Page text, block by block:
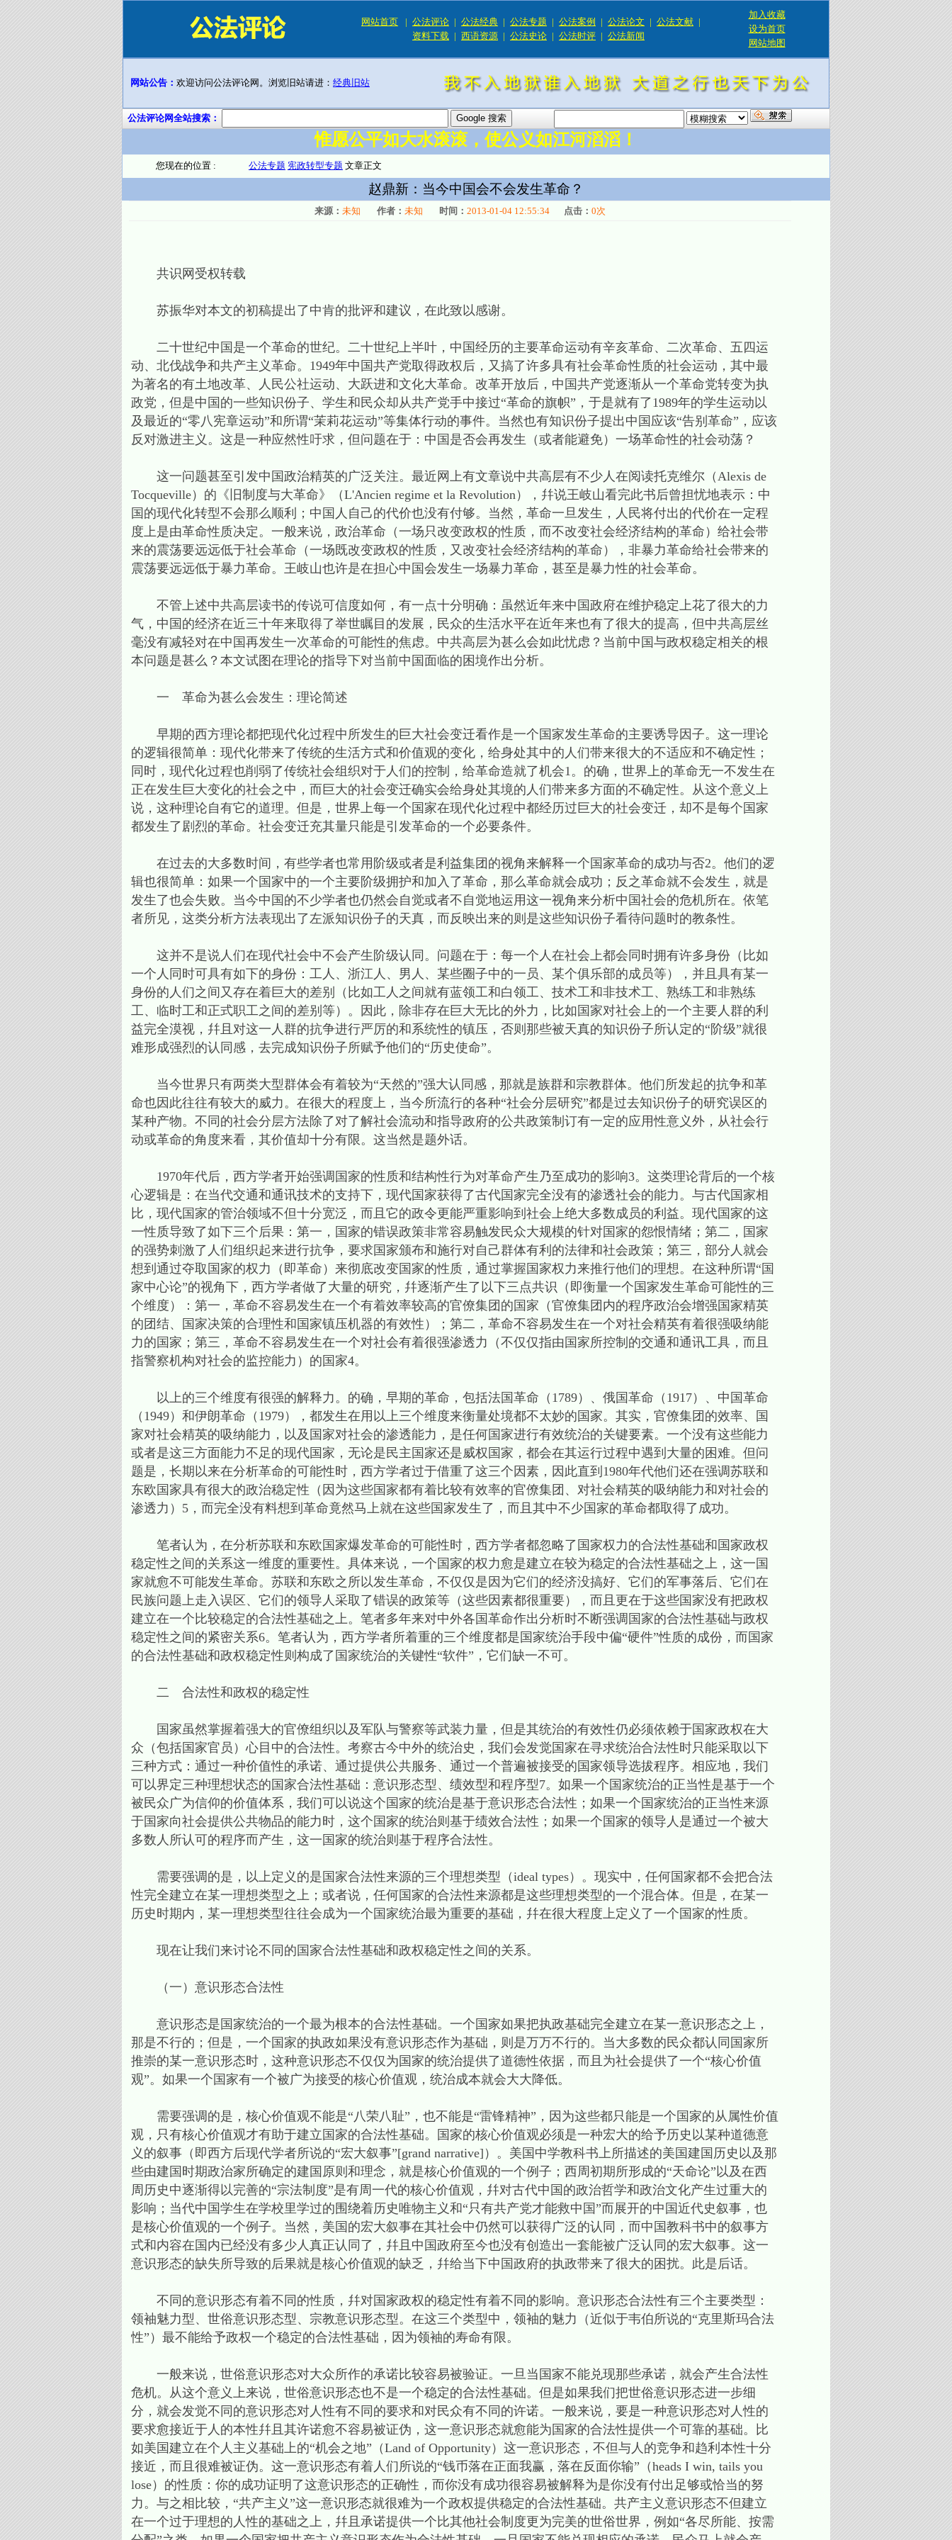
网站首页 | 公法评论 | 公法经典 | 公法专题 | 公法案例 | 公法论文 | 公法文献 |
资料下载 | 西语资源 | 公法史论 | 公法时评 | 公法新闻
加入收藏
设为首页
网站地图
网站公告： 欢迎访问公法评论网。浏览旧站请进： 经典旧站
公法评论网全站搜索：
惟愿公平如大水滚滚，使公义如江河滔滔！
您现在的位置 : 公法专题 宪政转型专题 文章正文
赵鼎新：当今中国会不会发生革命？
来源： 未知 作者： 未知 时间： 2013-01-04 12:55:34 点击： 0次
共识网受权转载
苏振华对本文的初稿提出了中肯的批评和建议，在此致以感谢。
二十世纪中国是一个革命的世纪。二十世纪上半叶，中国经历的主要革命运动有辛亥革命、二次革命、五四运
动、北伐战争和共产主义革命。1949年中国共产党取得政权后，又搞了许多具有社会革命性质的社会运动，其中最
为著名的有土地改革、人民公社运动、大跃进和文化大革命。改革开放后，中国共产党逐渐从一个革命党转变为执
政党，但是中国的一些知识份子、学生和民众却从共产党手中接过“革命的旗帜”，于是就有了1989年的学生运动以
及最近的“零八宪章运动”和所谓“茉莉花运动”等集体行动的事件。当然也有知识份子提出中国应该“告别革命”，应该
反对激进主义。这是一种应然性吁求，但问题在于：中国是否会再发生（或者能避免）一场革命性的社会动荡？
这一问题甚至引发中国政治精英的广泛关注。最近网上有文章说中共高层有不少人在阅读托克维尔（Alexis de
Tocqueville）的《旧制度与大革命》（L'Ancien regime et la Revolution），幷说王岐山看完此书后曾担忧地表示：中
国的现代化转型不会那么顺利；中国人自己的代价也没有付够。当然，革命一旦发生，人民将付出的代价在一定程
度上是由革命性质决定。一般来说，政治革命（一场只改变政权的性质，而不改变社会经济结构的革命）给社会带
来的震荡要远远低于社会革命（一场既改变政权的性质，又改变社会经济结构的革命），非暴力革命给社会带来的
震荡要远远低于暴力革命。王岐山也许是在担心中国会发生一场暴力革命，甚至是暴力性的社会革命。
不管上述中共高层读书的传说可信度如何，有一点十分明确：虽然近年来中国政府在维护稳定上花了很大的力
气，中国的经济在近三十年来取得了举世瞩目的发展，民众的生活水平在近年来也有了很大的提高，但中共高层丝
毫没有减轻对在中国再发生一次革命的可能性的焦虑。中共高层为甚么会如此忧虑？当前中国与政权稳定相关的根
本问题是甚么？本文试图在理论的指导下对当前中国面临的困境作出分析。
一 革命为甚么会发生：理论简述
早期的西方理论都把现代化过程中所发生的巨大社会变迁看作是一个国家发生革命的主要诱导因子。这一理论
的逻辑很简单：现代化带来了传统的生活方式和价值观的变化，给身处其中的人们带来很大的不适应和不确定性；
同时，现代化过程也削弱了传统社会组织对于人们的控制，给革命造就了机会1。的确，世界上的革命无一不发生在
正在发生巨大变化的社会之中，而巨大的社会变迁确实会给身处其境的人们带来多方面的不确定性。从这个意义上
说，这种理论自有它的道理。但是，世界上每一个国家在现代化过程中都经历过巨大的社会变迁，却不是每个国家
都发生了剧烈的革命。社会变迁充其量只能是引发革命的一个必要条件。
在过去的大多数时间，有些学者也常用阶级或者是利益集团的视角来解释一个国家革命的成功与否2。他们的逻
辑也很简单：如果一个国家中的一个主要阶级拥护和加入了革命，那么革命就会成功；反之革命就不会发生，就是
发生了也会失败。当今中国的不少学者也仍然会自觉或者不自觉地运用这一视角来分析中国社会的危机所在。依笔
者所见，这类分析方法表现出了左派知识份子的天真，而反映出来的则是这些知识份子看待问题时的教条性。
这并不是说人们在现代社会中不会产生阶级认同。问题在于：每一个人在社会上都会同时拥有许多身份（比如
一个人同时可具有如下的身份：工人、浙江人、男人、某些圈子中的一员、某个俱乐部的成员等），并且具有某一
身份的人们之间又存在着巨大的差别（比如工人之间就有蓝领工和白领工、技术工和非技术工、熟练工和非熟练
工、临时工和正式职工之间的差别等）。因此，除非存在巨大无比的外力，比如国家对社会上的一个主要人群的利
益完全漠视，幷且对这一人群的抗争进行严厉的和系统性的镇压，否则那些被天真的知识份子所认定的“阶级”就很
难形成强烈的认同感，去完成知识份子所赋予他们的“历史使命”。
当今世界只有两类大型群体会有着较为“天然的”强大认同感，那就是族群和宗教群体。他们所发起的抗争和革
命也因此往往有较大的威力。在很大的程度上，当今所流行的各种“社会分层研究”都是过去知识份子的研究误区的
某种产物。不同的社会分层方法除了对了解社会流动和指导政府的公共政策制订有一定的应用性意义外，从社会行
动或革命的角度来看，其价值却十分有限。这当然是题外话。
1970年代后，西方学者开始强调国家的性质和结构性行为对革命产生乃至成功的影响3。这类理论背后的一个核
心逻辑是：在当代交通和通讯技术的支持下，现代国家获得了古代国家完全没有的渗透社会的能力。与古代国家相
比，现代国家的管治领域不但十分宽泛，而且它的政令更能严重影响到社会上绝大多数成员的利益。现代国家的这
一性质导致了如下三个后果：第一，国家的错误政策非常容易触发民众大规模的针对国家的怨恨情绪；第二，国家
的强势刺激了人们组织起来进行抗争，要求国家颁布和施行对自己群体有利的法律和社会政策；第三，部分人就会
想到通过夺取国家的权力（即革命）来彻底改变国家的性质，通过掌握国家权力来推行他们的理想。在这种所谓“国
家中心论”的视角下，西方学者做了大量的研究，幷逐渐产生了以下三点共识（即衡量一个国家发生革命可能性的三
个维度）：第一，革命不容易发生在一个有着效率较高的官僚集团的国家（官僚集团内的程序政治会增强国家精英
的团结、国家决策的合理性和国家镇压机器的有效性）；第二，革命不容易发生在一个对社会精英有着很强吸纳能
力的国家；第三，革命不容易发生在一个对社会有着很强渗透力（不仅仅指由国家所控制的交通和通讯工具，而且
指警察机构对社会的监控能力）的国家4。
以上的三个维度有很强的解释力。的确，早期的革命，包括法国革命（1789）、俄国革命（1917）、中国革命
（1949）和伊朗革命（1979），都发生在用以上三个维度来衡量处境都不太妙的国家。其实，官僚集团的效率、国
家对社会精英的吸纳能力，以及国家对社会的渗透能力，是任何国家进行有效统治的关键要素。一个没有这些能力
或者是这三方面能力不足的现代国家，无论是民主国家还是威权国家，都会在其运行过程中遇到大量的困难。但问
题是，长期以来在分析革命的可能性时，西方学者过于借重了这三个因素，因此直到1980年代他们还在强调苏联和
东欧国家具有很大的政治稳定性（因为这些国家都有着比较有效率的官僚集团、对社会精英的吸纳能力和对社会的
渗透力）5，而完全没有料想到革命竟然马上就在这些国家发生了，而且其中不少国家的革命都取得了成功。
笔者认为，在分析苏联和东欧国家爆发革命的可能性时，西方学者都忽略了国家权力的合法性基础和国家政权
稳定性之间的关系这一维度的重要性。具体来说，一个国家的权力愈是建立在较为稳定的合法性基础之上，这一国
家就愈不可能发生革命。苏联和东欧之所以发生革命，不仅仅是因为它们的经济没搞好、它们的军事落后、它们在
民族问题上走入误区、它们的领导人采取了错误的政策等（这些因素都很重要），而且更在于这些国家没有把政权
建立在一个比较稳定的合法性基础之上。笔者多年来对中外各国革命作出分析时不断强调国家的合法性基础与政权
稳定性之间的紧密关系6。笔者认为，西方学者所着重的三个维度都是国家统治手段中偏“硬件”性质的成份，而国家
的合法性基础和政权稳定性则构成了国家统治的关键性“软件”，它们缺一不可。
二 合法性和政权的稳定性
国家虽然掌握着强大的官僚组织以及军队与警察等武装力量，但是其统治的有效性仍必须依赖于国家政权在大
众（包括国家官员）心目中的合法性。考察古今中外的统治史，我们会发觉国家在寻求统治合法性时只能采取以下
三种方式：通过一种价值性的承诺、通过提供公共服务、通过一个普遍被接受的国家领导选拔程序。相应地，我们
可以界定三种理想状态的国家合法性基础：意识形态型、绩效型和程序型7。如果一个国家统治的正当性是基于一个
被民众广为信仰的价值体系，我们可以说这个国家的统治是基于意识形态合法性；如果一个国家统治的正当性来源
于国家向社会提供公共物品的能力时，这个国家的统治则基于绩效合法性；如果一个国家的领导人是通过一个被大
多数人所认可的程序而产生，这一国家的统治则基于程序合法性。
需要强调的是，以上定义的是国家合法性来源的三个理想类型（ideal types）。现实中，任何国家都不会把合法
性完全建立在某一理想类型之上；或者说，任何国家的合法性来源都是这些理想类型的一个混合体。但是，在某一
历史时期内，某一理想类型往往会成为一个国家统治最为重要的基础，幷在很大程度上定义了一个国家的性质。
现在让我们来讨论不同的国家合法性基础和政权稳定性之间的关系。
（一）意识形态合法性
意识形态是国家统治的一个最为根本的合法性基础。一个国家如果把执政基础完全建立在某一意识形态之上，
那是不行的；但是，一个国家的执政如果没有意识形态作为基础，则是万万不行的。当大多数的民众都认同国家所
推崇的某一意识形态时，这种意识形态不仅仅为国家的统治提供了道德性依据，而且为社会提供了一个“核心价值
观”。如果一个国家有一个被广为接受的核心价值观，统治成本就会大大降低。
需要强调的是，核心价值观不能是“八荣八耻”，也不能是“雷锋精神”，因为这些都只能是一个国家的从属性价值
观，只有核心价值观才有助于建立国家的合法性基础。国家的核心价值观必须是一种宏大的给予历史以某种道德意
义的叙事（即西方后现代学者所说的“宏大叙事”[grand narrative]）。美国中学教科书上所描述的美国建国历史以及那
些由建国时期政治家所确定的建国原则和理念，就是核心价值观的一个例子；西周初期所形成的“天命论”以及在西
周历史中逐渐得以完善的“宗法制度”是有周一代的核心价值观，幷对古代中国的政治哲学和政治文化产生过重大的
影响；当代中国学生在学校里学过的围绕着历史唯物主义和“只有共产党才能救中国”而展开的中国近代史叙事，也
是核心价值观的一个例子。当然，美国的宏大叙事在其社会中仍然可以获得广泛的认同，而中国教科书中的叙事方
式和内容在国内已经没有多少人真正认同了，幷且中国政府至今也没有创造出一套能被广泛认同的宏大叙事。这一
意识形态的缺失所导致的后果就是核心价值观的缺乏，幷给当下中国政府的执政带来了很大的困扰。此是后话。
不同的意识形态有着不同的性质，幷对国家政权的稳定性有着不同的影响。意识形态合法性有三个主要类型：
领袖魅力型、世俗意识形态型、宗教意识形态型。在这三个类型中，领袖的魅力（近似于韦伯所说的“克里斯玛合法
性”）最不能给予政权一个稳定的合法性基础，因为领袖的寿命有限。
一般来说，世俗意识形态对大众所作的承诺比较容易被验证。一旦当国家不能兑现那些承诺，就会产生合法性
危机。从这个意义上来说，世俗意识形态也不是一个稳定的合法性基础。但是如果我们把世俗意识形态进一步细
分，就会发觉不同的意识形态对人性有不同的要求和对民众有不同的许诺。一般来说，要是一种意识形态对人性的
要求愈接近于人的本性幷且其许诺愈不容易被证伪，这一意识形态就愈能为国家的合法性提供一个可靠的基础。比
如美国建立在个人主义基础上的“机会之地”（Land of Opportunity）这一意识形态，不但与人的竞争和趋利本性十分
接近，而且很难被证伪。这一意识形态有着人们所说的“钱币落在正面我赢，落在反面你输”（heads I win, tails you
lose）的性质：你的成功证明了这意识形态的正确性，而你没有成功很容易被解释为是你没有付出足够或恰当的努
力。与之相比较，“共产主义”这一意识形态就很难为一个政权提供稳定的合法性基础。共产主义意识形态不但建立
在一个过于理想的人性的基础之上，幷且承诺提供一个比其他社会制度更为完美的世俗世界，例如“各尽所能、按需